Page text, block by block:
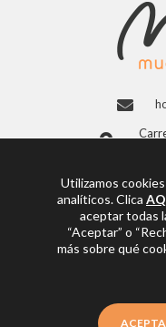
©
Utilizamos
analíticos. Clica
aceptar todas
“Aceptar” o
más sobre qué